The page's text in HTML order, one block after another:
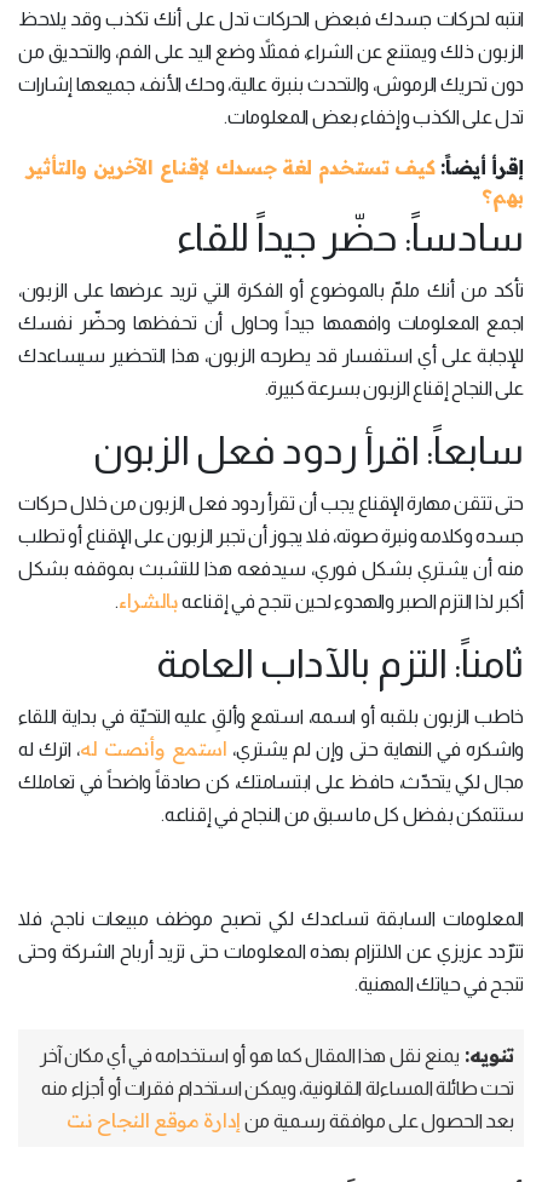
انتبه لحركات جسدك فبعض الحركات تدل على أنك تكذب وقد يلاحظ
الزبون ذلك ويمتنع عن الشراء، فمثلاً وضع اليد على الفم، والتحديق من
دون تحريك الرموش، والتحدث بنبرة عالية، وحك الأنف، جميعها إشارات
تدل على الكذب وإخفاء بعض المعلومات.
إقرأ أيضاً:كيف تستخدم لغة جسدك لإقناع الآخرين والتأثير
بهم؟
سادساً: حضّر جيداً للقاء
تأكد من أنك ملمّ بالموضوع أو الفكرة التي تريد عرضها على الزبون،
اجمع المعلومات وافهمها جيداً وحاول أن تحفظها وحضّر نفسك
للإجابة على أي استفسار قد يطرحه الزبون، هذا التحضير سيساعدك
على النجاح إقناع الزبون بسرعة كبيرة.
سابعاً: اقرأ ردود فعل الزبون
حتى تتقن مهارة الإقناع يجب أن تقرأ ردود فعل الزبون من خلال حركات
جسده وكلامه ونبرة صوته، فلا يجوز أن تجبر الزبون على الإقناع أو تطلب
منه أن يشتري بشكل فوري، سيدفعه هذا للتشبث بموقفه بشكل
أكبر لذا التزم الصبر والهدوء لحين تنجح في إقناعهبالشراء.
ثامناً: التزم بالآداب العامة
خاطب الزبون بلقبه أو اسمه، استمع وألقِ عليه التحيّة في بداية اللقاء
واشكره في النهاية حتى وإن لم يشتري، استمع وأنصت له، اترك له
مجال لكي يتحدّث، حافظ على ابتسامتك، كن صادقاً واضحاً في تعاملك
ستتمكن بفضل كل ما سبق من النجاح في إقناعه.
المعلومات السابقة تساعدك لكي تصبح موظف مبيعات ناجح، فلا
تترّدد عزيزي عن الالتزام بهذه المعلومات حتى تزيد أرباح الشركة وحتى
تنجح في حياتك المهنية.
تنويه: يمنع نقل هذا المقال كما هو أو استخدامه في أي مكان آخر
تحت طائلة المساءلة القانونية، ويمكن استخدام فقرات أو أجزاء منه
بعد الحصول على موافقة رسمية من إدارة موقع النجاح نت